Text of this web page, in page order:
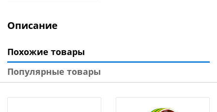
Описание
Похожие товары
Популярные товары